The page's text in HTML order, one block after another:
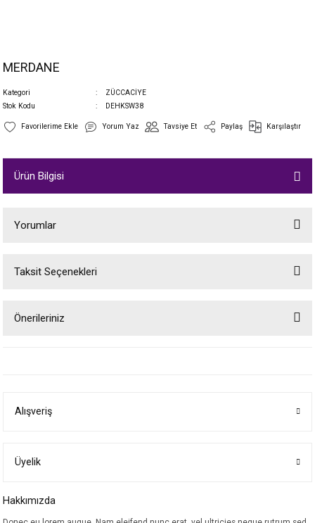
MERDANE
Kategori
ZÜCCACİYE
Stok Kodu
DEHKSW38
Yorum Yaz Tavsiye Et Paylaş Karşılaştır
Ürün Bilgisi
Yorumlar
Taksit Seçenekleri
Önerileriniz
Ürün bilgilerinde hatalar bulunuyor.
Bu ürüne benzer farklı alternatifler olmalı.
Alışveriş
Üyelik
Hakkımızda